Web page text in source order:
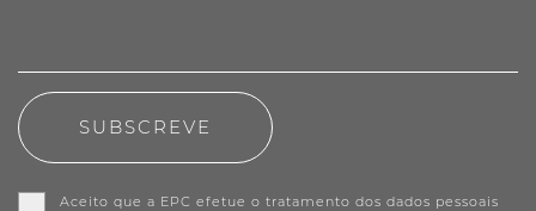
SUBSCREVE
Aceito que a EPC efetue o tratamento dos dados pessoais